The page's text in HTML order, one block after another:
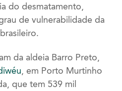
do desmatamento,
de vulnerabilidade da
da aldeia Barro Preto,
, em Porto Murtinho
que tem 539 mil